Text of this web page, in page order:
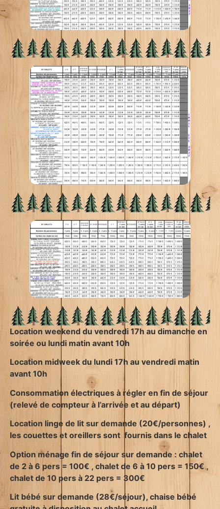
Location weekend du vendredi 17h au dimanche en
soirée ou lundi matin avant 10h
Location midweek du lundi 17h au vendredi matin
avant 10h
Consommation électriques à régler en fin de séjour
(relevé de compteur à l’arrivée et au départ)
Location linge de lit sur demande (20€/personnes) ,
les couettes et oreillers sont fournis dans le chalet
Option ménage fin de séjour sur demande : chalet
de 2 à 6 pers = 100€ , chalet de 6 à 10 pers = 150€ ,
chalet de 10 pers à 22 pers = 300€
Lit bébé sur demande (28€/séjour), chaise bébé